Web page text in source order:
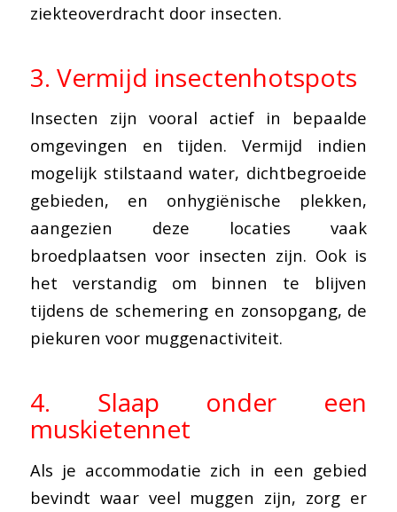
ziekteoverdracht door insecten.
3. Vermijd insectenhotspots
Insecten zijn vooral actief in bepaalde
omgevingen en tijden. Vermijd indien
mogelijk stilstaand water, dichtbegroeide
gebieden, en onhygiënische plekken,
aangezien deze locaties vaak
broedplaatsen voor insecten zijn. Ook is
het verstandig om binnen te blijven
tijdens de schemering en zonsopgang, de
piekuren voor muggenactiviteit.
4. Slaap onder een
muskietennet
Als je accommodatie zich in een gebied
bevindt waar veel muggen zijn, zorg er